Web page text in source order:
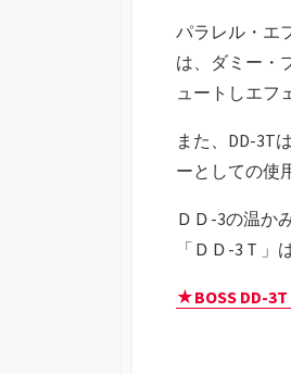
パラレル・エ
は、ダミー・
ュートしエフ
また、DD-3T
ーとしての使
ＤＤ-3の温か
「ＤＤ-3Ｔ」
★BOSS DD-